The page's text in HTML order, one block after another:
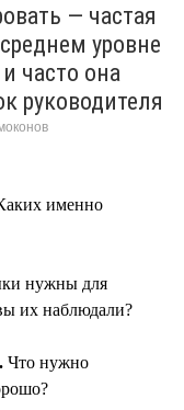
— частая
уровне
часто она
руководителя
именно
нужны для
их наблюдали?
Что нужно